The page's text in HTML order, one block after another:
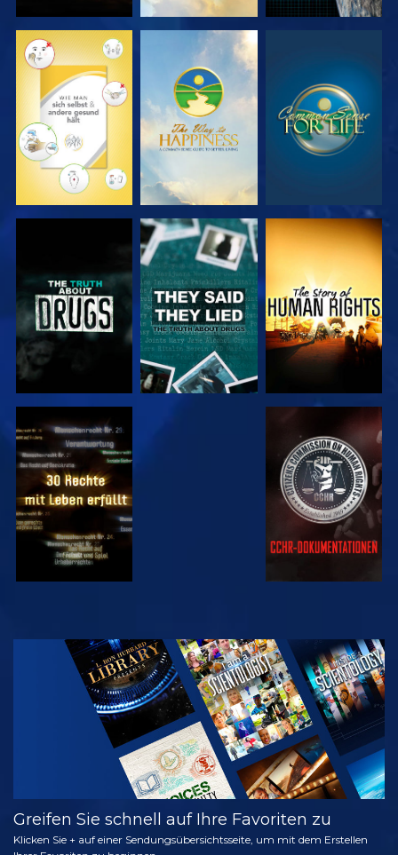
ANSEHEN ANSEHEN ANSEHEN
ANSEHEN ANSEHEN
ANSEHEN ANSEHEN
ANSEHEN
SERIE
ENTDECKEN
Greifen Sie schnell auf Ihre Favoriten zu
Klicken Sie + auf einer Sendungsübersichtsseite, um mit dem Erstellen